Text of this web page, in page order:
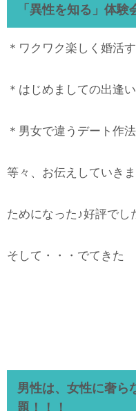
「異性を知る」体験
＊ワクワク楽しく婚活
＊はじめましての出逢
＊男女で違うデート作法
等々、お伝えしていきま
ためになった♪好評でし
そして・・・でてきた
男性は、女性に奢ら
題！！！